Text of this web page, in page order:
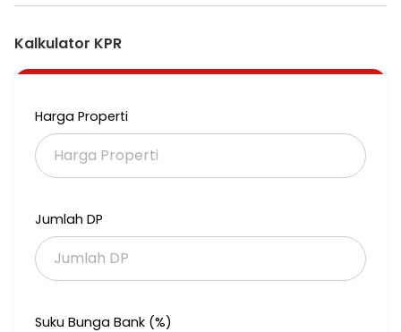
Kalkulator KPR
Harga Properti
Jumlah DP
Suku Bunga Bank (%)